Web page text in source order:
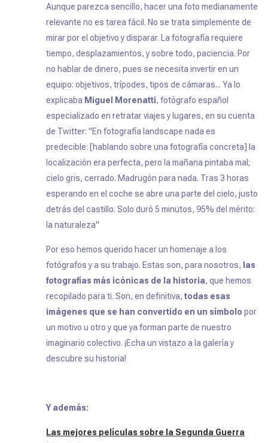
Aunque parezca sencillo, hacer una foto medianamente
relevante no es tarea fácil. No se trata simplemente de
mirar por el objetivo y disparar. La fotografía requiere
tiempo, desplazamientos, y sobre todo, paciencia. Por
no hablar de dinero, pues se necesita invertir en un
equipo: objetivos, trípodes, tipos de cámaras... Ya lo
explicaba Miguel Morenatti, fotógrafo español
especializado en retratar viajes y lugares, en su cuenta
de Twitter: "En fotografía landscape nada es
predecible: [hablando sobre una fotografía concreta] la
localización era perfecta, pero la mañana pintaba mal;
cielo gris, cerrado. Madrugón para nada. Tras 3 horas
esperando en el coche se abre una parte del cielo, justo
detrás del castillo. Solo duró 5 minutos, 95% del mérito:
la naturaleza"
Por eso hemos querido hacer un homenaje a los
fotógrafos y a su trabajo. Estas son, para nosotros, las
fotografías más icónicas de la historia, que hemos
recopilado para ti. Son, en definitiva, todas esas
imágenes que se han convertido en un símbolopor
un motivo u otro y que ya forman parte de nuestro
imaginario colectivo. ¡Echa un vistazo a la galería y
descubre su historia!
Y además:
Las mejores películas sobre la Segunda Guerra